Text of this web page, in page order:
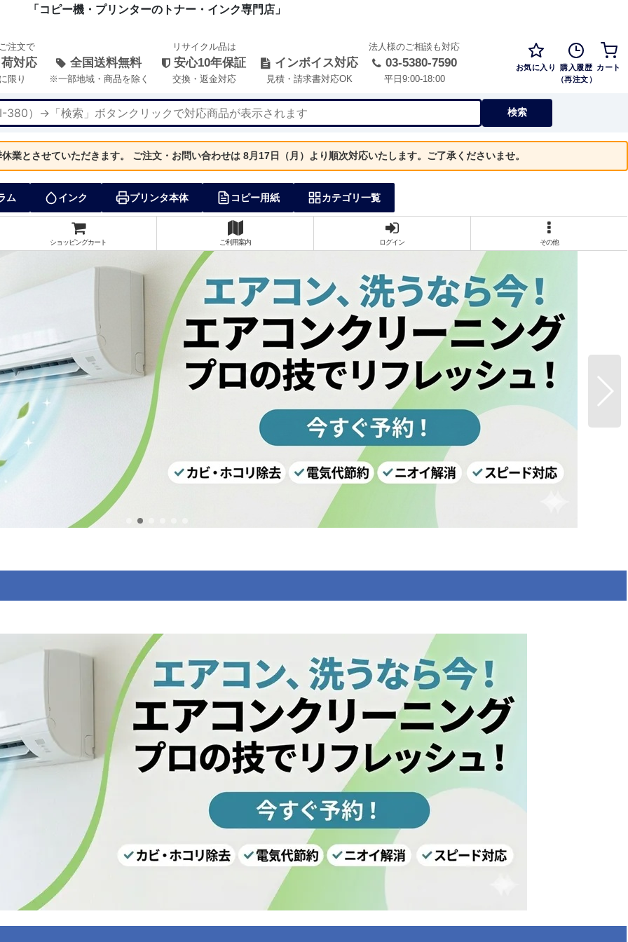
「コピー機・プリンターのトナー・インク専門店」
注文で
対応
限り
全国送料無料
※一部地域・商品を除く
リサイクル品は
安心10年保証
交換・返金対応
インボイス対応
見積・請求書対応OK
法人様のご相談も対応
03-5380-7590
平日9:00-18:00
お気に入り 購入履歴
（再注文）
カート
検索
業とさせていただきます。 ご注文・お問い合わせは 8月17日（月）より順次対応いたします。ご了承くださいませ。
ム インク プリンタ本体 コピー用紙 カテゴリ一覧
ショッピングカート ご利用案内 ログイン その他